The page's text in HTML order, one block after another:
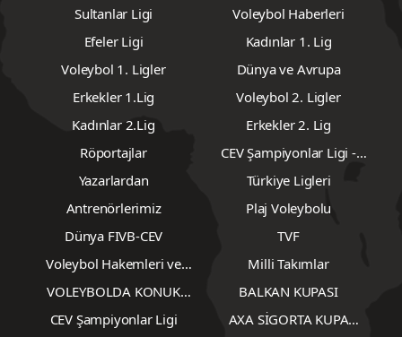
Sultanlar Ligi
Voleybol Haberleri
Efeler Ligi
Kadınlar 1. Lig
Voleybol 1. Ligler
Dünya ve Avrupa
Erkekler 1.Lig
Voleybol 2. Ligler
Kadınlar 2.Lig
Erkekler 2. Lig
Röportajlar
CEV Şampiyonlar Ligi -
Erkekler
Yazarlardan
Türkiye Ligleri
Antrenörlerimiz
Plaj Voleybolu
Dünya FIVB-CEV
TVF
Voleybol Hakemleri ve
Milli Takımlar
VOLEYBOLDA KONUK
YAZARLAR
BALKAN KUPASI
CEV Şampiyonlar Ligi
AXA SİGORTA KUPA